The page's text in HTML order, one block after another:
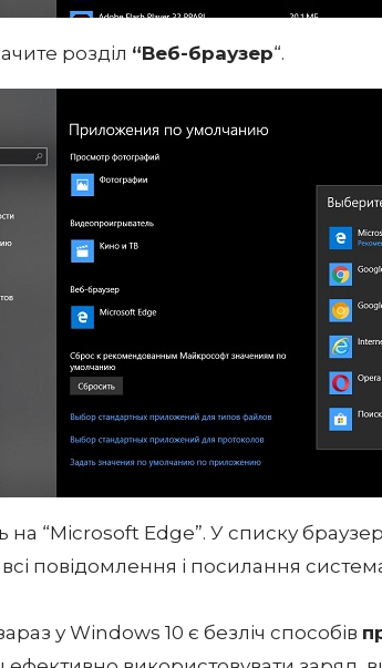
розділ “Веб-браузер“.
на “Microsoft Edge”. У списку
повідомлення і посилання
у Windows 10 є безліч способів